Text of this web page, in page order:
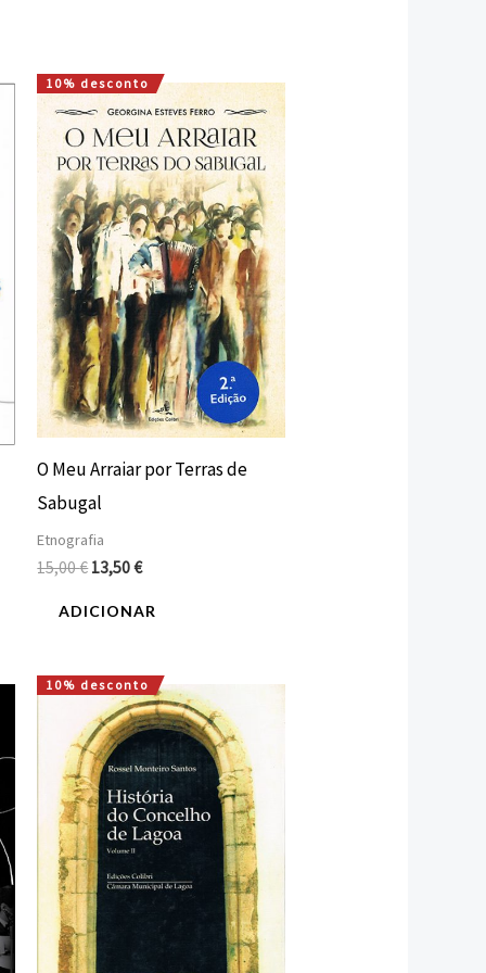
10% desconto
O Meu Arraiar por Terras de
Sabugal
Etnografia
15,00€
O
preço
original
era:
15,00 €.
13,50€
O
preço
atual
é:
13,50 €.
ADICIONAR
10% desconto
O
preço
original
era:
52,30 €.
O
preço
atual
47,07 €.